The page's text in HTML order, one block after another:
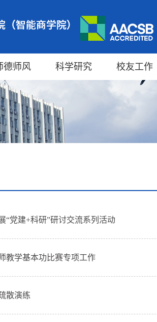
德师风 科学研究 校友工作
“党建+科研”研讨交流系列活动
教学基本功比赛专项工作
散演练